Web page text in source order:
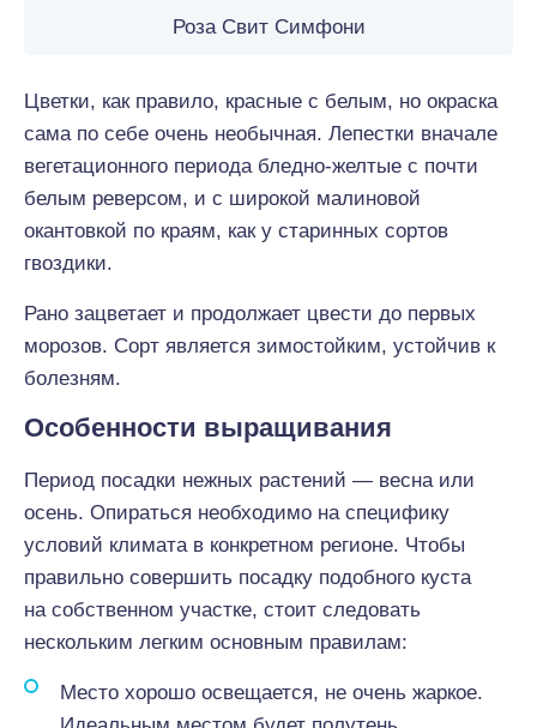
Роза Свит Симфони
Цветки, как правило, красные с белым, но окраска
сама по себе очень необычная. Лепестки вначале
вегетационного периода бледно-желтые с почти
белым реверсом, и с широкой малиновой
окантовкой по краям, как у старинных сортов
гвоздики.
Рано зацветает и продолжает цвести до первых
морозов. Сорт является зимостойким, устойчив к
болезням.
Особенности выращивания
Период посадки нежных растений — весна или
осень. Опираться необходимо на специфику
условий климата в конкретном регионе. Чтобы
правильно совершить посадку подобного куста
на собственном участке, стоит следовать
нескольким легким основным правилам:
Место хорошо освещается, не очень жаркое.